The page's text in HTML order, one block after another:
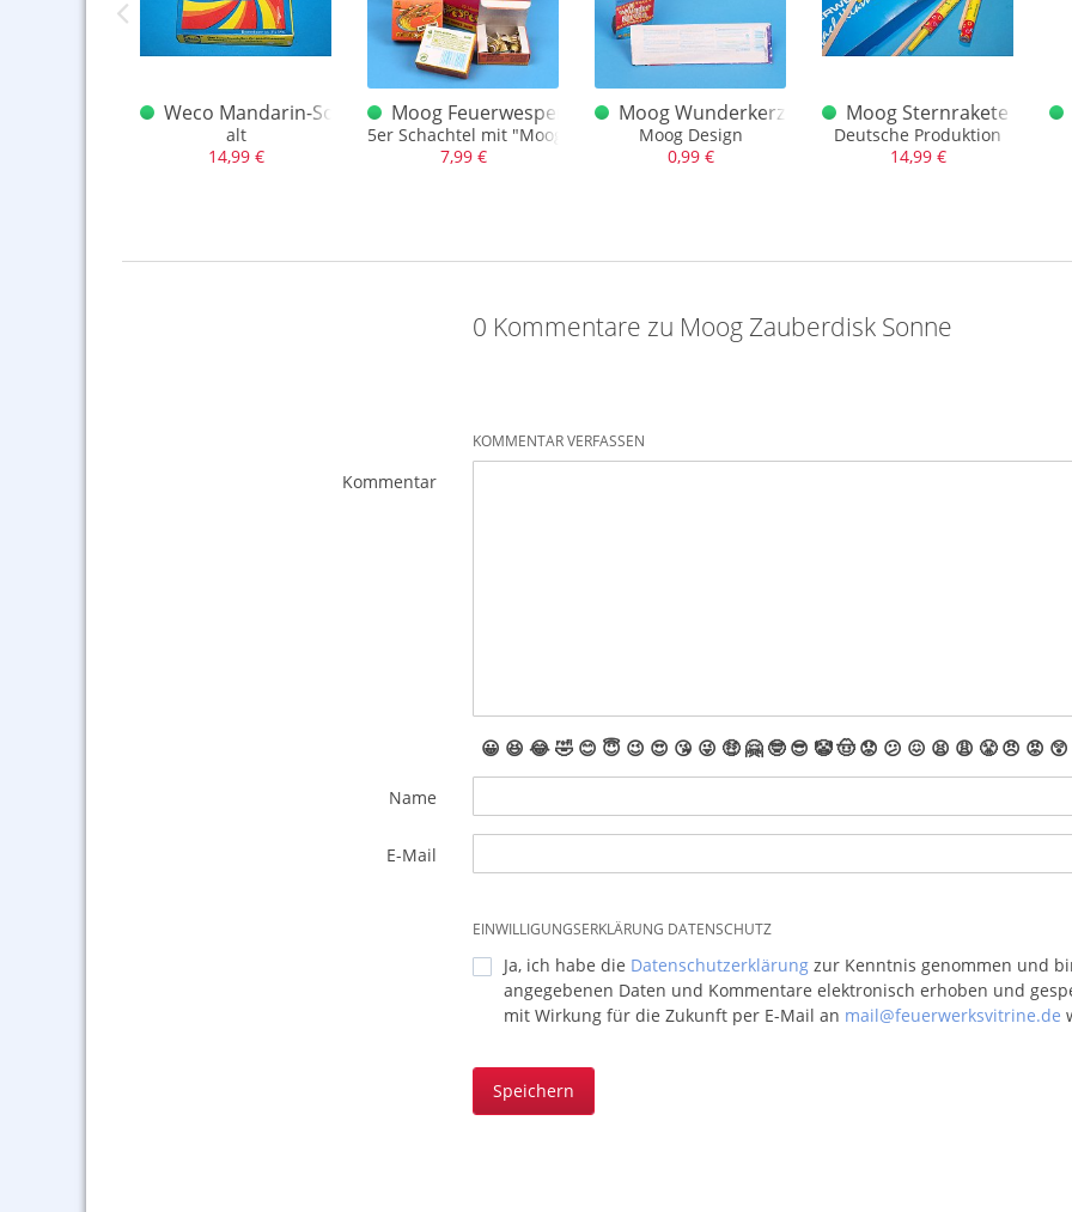
Sonne 2erWeco Mandarin-Sonne alt
alt
14,99 €
Moog Feuerwespen
5er Schachtel mit "Moog" Aufschrift
7,99 €
Moog Wunderkerzen
Moog Design
0,99 €
Moog Sternrakete Dt.
Deutsche Produktion
14,99 €
0 Kommentare zu Moog Zauberdisk Sonne
KOMMENTAR VERFASSEN
Kommentar
😀 😆 😂🤣 😊 😇 😉 😍 😘 😜 🤑 🤗 🤓 😎 🤡🤠 😟 😕 😖 😫 😩 😤 😠 😡 😲
Name
E-Mail
EINWILLIGUNGSERKLÄRUNG DATENSCHUTZ
Ja, ich habe die Datenschutzerklärungzur Kenntnis genommen und
angegebenen Daten und Kommentare elektronisch erhoben und
mit Wirkung für die Zukunft per E-Mail an mail@feuerwerksvitrine.de
Speichern